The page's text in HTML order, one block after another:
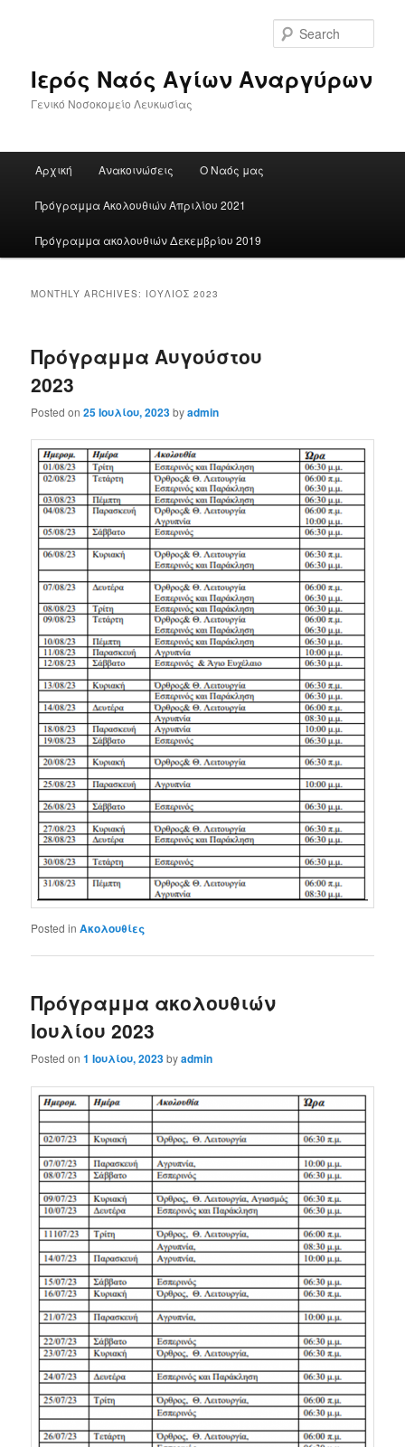
Ιερός Ναός Αγίων Αναργύρων
Γενικό Νοσοκομείο Λευκωσίας
Αρχική Ανακοινώσεις Ο Ναός μας
Πρόγραμμα Ακολουθιών Απριλίου 2021
Πρόγραμμα ακολουθιών Δεκεμβρίου 2019
MONTHLY ARCHIVES: ΙΟΎΛΙΟΣ 2023
Πρόγραμμα Αυγούστου
2023
Posted on25 Ιουλίου, 2023byadmin
Posted in Ακολουθίες
Πρόγραμμα ακολουθιών
Ιουλίου 2023
Posted on1 Ιουλίου, 2023byadmin